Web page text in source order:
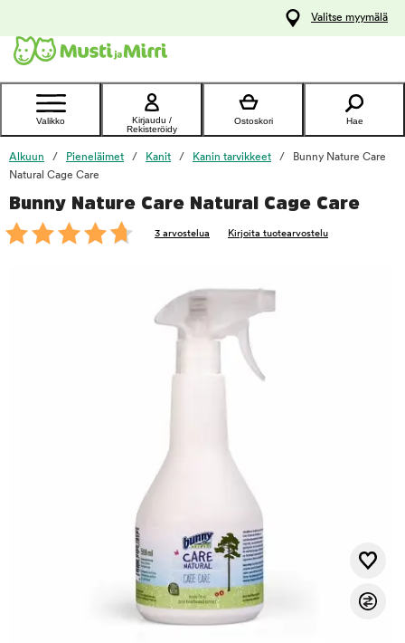
Ota yhteyttä
asiakaspalveluun
Valitse myymälä
Valikko
Kirjaudu /
Rekisteröidy
Ostoskori Hae
Alkuun Pieneläimet Kanit Kanin tarvikkeet
Bunny Nature Care
Natural Cage Care
Bunny Nature Care Natural Cage Care
3 arvostelua Kirjoita tuotearvostelu
foo